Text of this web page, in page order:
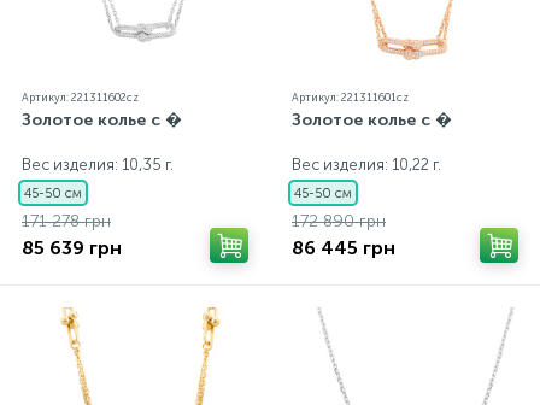
Артикул: 221311602cz
Золотое колье с �
Вес изделия: 10,35 г.
45-50 см
171 278 грн
85 639 грн
Артикул: 221311601cz
Золотое колье с �
Вес изделия: 10,22 г.
45-50 см
172 890 грн
86 445 грн